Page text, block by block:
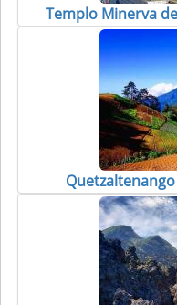
Templo Minerva